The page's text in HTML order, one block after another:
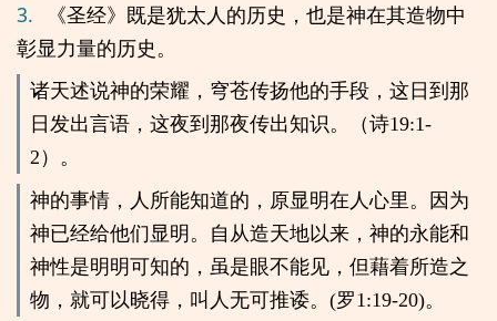
3.
《圣经》既是犹太人的历史，也是神在其造物中
彰显力量的历史。
诸天述说神的荣耀，穹苍传扬他的手段，这日到那
日发出言语，这夜到那夜传出知识。（诗19:1-
2）。
神的事情，人所能知道的，原显明在人心里。因为
神已经给他们显明。自从造天地以来，神的永能和
神性是明明可知的，虽是眼不能见，但藉着所造之
物，就可以晓得，叫人无可推诿。(罗1:19-20)。